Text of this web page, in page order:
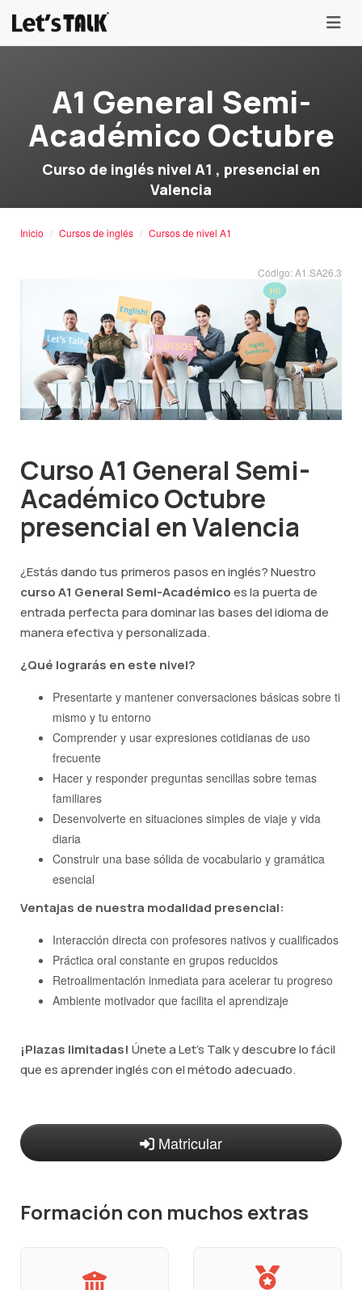
menu
A1 General Semi-
Académico Octubre
Curso de inglés nivel A1 , presencial en
Valencia
Inicio Cursos de inglés Cursos de nivel A1
Código: A1.SA26.3
Curso A1 General Semi-
Académico Octubre
presencial en Valencia
¿Estás dando tus primeros pasos en inglés? Nuestro
curso A1 General Semi-Académicoes la puerta de
entrada perfecta para dominar las bases del idioma de
manera efectiva y personalizada.
¿Qué lograrás en este nivel?
Presentarte y mantener conversaciones básicas sobre ti
mismo y tu entorno
Comprender y usar expresiones cotidianas de uso
frecuente
Hacer y responder preguntas sencillas sobre temas
familiares
Desenvolverte en situaciones simples de viaje y vida
diaria
Construir una base sólida de vocabulario y gramática
esencial
Ventajas de nuestra modalidad presencial:
Interacción directa con profesores nativos y cualificados
Práctica oral constante en grupos reducidos
Retroalimentación inmediata para acelerar tu progreso
Ambiente motivador que facilita el aprendizaje
¡Plazas limitadas! Únete a Let's Talk y descubre lo fácil
que es aprender inglés con el método adecuado.
Matricular
Formación con muchos extras